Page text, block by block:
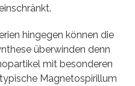
hingegen können die
überwinden denn
mit besonderen
Magnetospirillum